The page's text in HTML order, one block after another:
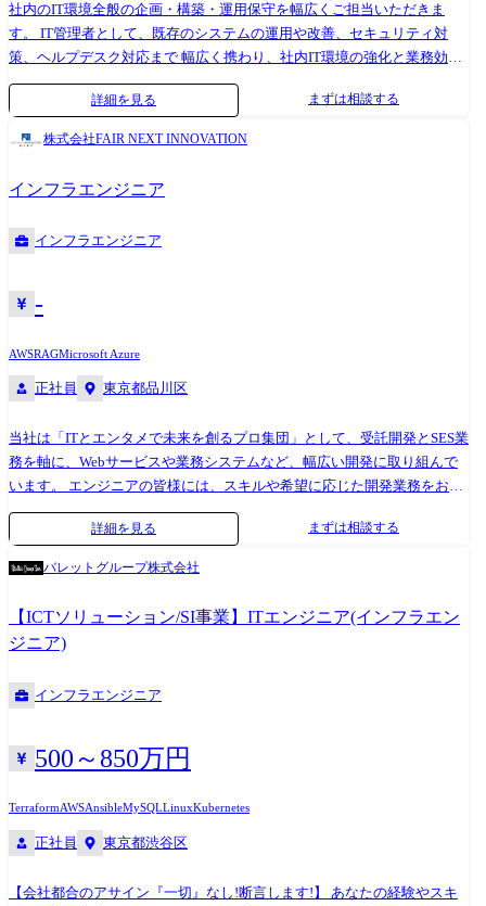
社内のIT環境全般の企画・構築・運用保守を幅広くご担当いただきま
す。 IT管理者として、既存のシステムの運用や改善、セキュリティ対
策、ヘルプデスク対応まで 幅広く携わり、社内IT環境の強化と業務効率
の向上を推進してください。 ●主な業務 ・セキュリティ管理、対策 ・自
社共有サーバ管理 ・社内インフラの保守運用 ・PCを含むシステム全般
の不具合対応 ・システムに関して従業員からの問い合わせ対応 ・脆弱性
など情報の早期キャッチアップ、アップデートのお知らせなどの周知 ・
ョン管理 ●環境 ・Microsoft365 ・セキュリティ:Sophos,CloudSecureEdge
・資産管理:LanScope ・MDM:Intune,EntraID ・コミュニケーショ
ン:Slack,zoom(サブとしてTeams) ・GroupWear:CybozuGaroon メインでは
との調整業務)など、幅広く従業員をサポートしていただくこともありま
す。
詳細を見る まずは相談する
株式会社FAIR NEXT INNOVATION
インフラエンジニア
インフラエンジニア
-
AWSRAGMicrosoft Azure
正社員 東京都品川区
当社は「ITとエンタメで未来を創るプロ集団」として、受託開発とSES業
務を軸に、Webサービスや業務システムなど、幅広い開発に取り組んで
います。 エンジニアの皆様には、スキルや希望に応じた開発業務をお任
せするとともにキャリアプランや適性に応じたポジションもご提案しま
びAWS上でのRAG構築支援 ・大手メーカー系企業のインフラ基盤運用保
入社後の流れ 内定承諾後、まずはご希望を丁寧にヒアリングします! ・
やりたい工程 ・給与面について ・案件内容 ・働き方(残業少なめ など)
※最終的な参画決定は100%エンジニアです。
詳細を見る まずは相談する
バレットグループ株式会社
【ICTソリューション/SI事業】ITエンジニア(インフラエン
ジニア)
インフラエンジニア
500～850万円
TerraformAWSAnsibleMySQLLinuxKubernetes
正社員 東京都渋谷区
【会社都合のアサイン『一切』なし!断言します!】 あなたの経験やスキ